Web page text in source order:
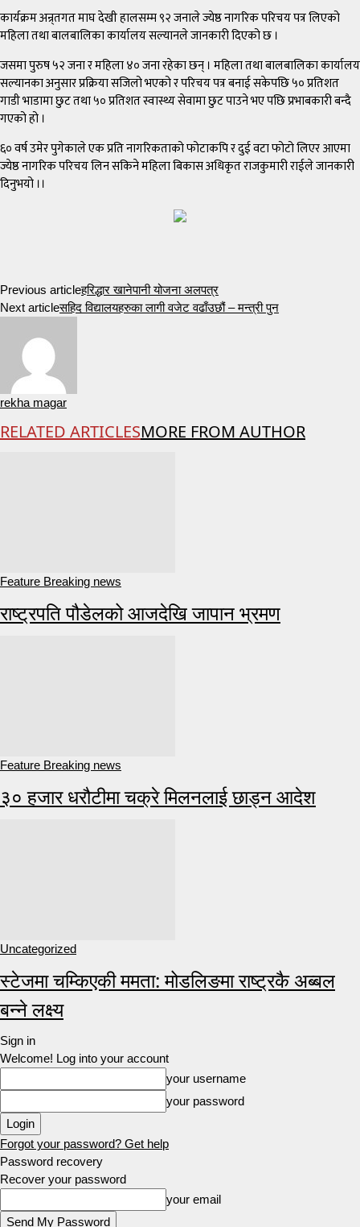
कार्यक्रम अन्र्तगत माघ देखी हालसम्म ९२ जनाले ज्येष्ठ नागरिक परिचय पत्र लिएको
महिला तथा बालबालिका कार्यालय सल्यानले जानकारी दिएको छ ।
जसमा पुरुष ५२ जना र महिला ४० जना रहेका छन् । महिला तथा बालबालिका कार्यालय
सल्यानका अनुसार प्रक्रिया सजिलो भएको र परिचय पत्र बनाई सकेपछि ५० प्रतिशत
गाडी भाडामा छुट तथा ५० प्रतिशत स्वास्थ्य सेवामा छुट पाउने भए पछि प्रभाबकारी बन्दै
गएको हो ।
६० वर्ष उमेर पुगेकाले एक प्रति नागरिकताको फोटाकपि र दुई वटा फोटो लिएर आएमा
ज्येष्ठ नागरिक परिचय लिन सकिने महिला बिकास अधिकृत राजकुमारी राईले जानकारी
दिनुभयो ।।
Previous articleहरिद्धार खानेपानी योजना अलपत्र
Next articleसहिद विद्यालयहरुका लागी वजेट वढाँउछौं – मन्त्री पुन
rekha magar
RELATED ARTICLESMORE FROM AUTHOR
Feature Breaking news
राष्ट्रपति पौडेलको आजदेखि जापान भ्रमण
Feature Breaking news
३० हजार धरौटीमा चक्रे मिलनलाई छाड्न आदेश
Uncategorized
स्टेजमा चम्किएकी ममता: मोडलिङमा राष्ट्रकै अब्बल
बन्ने लक्ष्य
Sign in
Welcome! Log into your account
your username
your password
Forgot your password? Get help
Password recovery
Recover your password
your email